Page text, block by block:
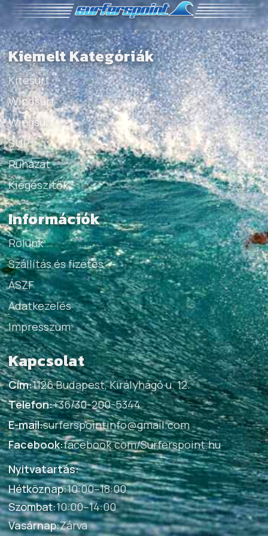
Kiemelt Kategóriák
Kitesurf
Windsurf
Wingsurf
SUP
Ruházat
Kiegészítők
Információk
Rólunk
Szállítás és fizetés
ÁSZF
Adatkezelés
Impresszum
Kapcsolat
Cím:1126 Budapest, Királyhágó u. 12.
Telefon:+36/30-200-5344
E-mail:surferspointinfo@gmail.com
Facebook:facebook.com/Surferspoint.hu
Nyitvatartás:
Hétköznap:10:00–18:00
Szombat:10:00–14:00
Vasárnap:Zárva